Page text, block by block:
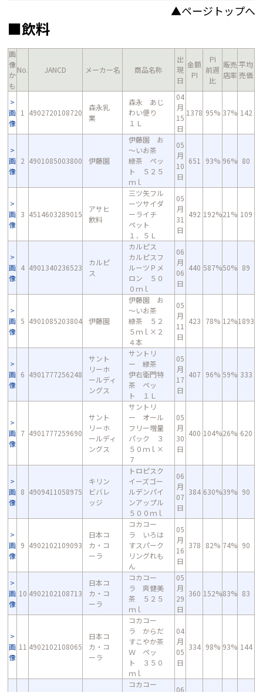
▲ページトップへ
■飲料
画
像
か
も
No. JANCD メーカー名 商品名称
出
現
日
金額
PI
PI
前週
比
販売
店率
平均
売価
画
像
1 4902720108720
森永乳
業
森永 あじ
わい便り
１Ｌ
04
月
15
日
1378 95% 37% 142
画
像
2 4901085003800 伊藤園
伊藤園 お
～いお茶
緑茶 ペッ
ト ５２５
ｍｌ
05
月
10
日
651 93% 96% 80
画
像
3 4514603289015
アサヒ
飲料
三ツ矢フル
ーツサイダ
ーライチ
ペット
１．５Ｌ
05
月
31
日
492 192%21% 109
画
像
4 4901340236523
カルピ
ス
カルピス
カルピスフ
ルーツＰメ
ロン ５０
０ｍｌ
06
月
06
日
440 587%50% 89
画
像
5 4901085203804 伊藤園
伊藤園 お
～いお茶
緑茶 ５２
５ｍｌ×２
４本
05
月
11
日
423 78% 12%1893
画
像
6 4901777256248
サント
リーホ
ールディ
ングス
サントリ
ー 緑茶
伊右衛門特
茶 ペッ
ト １Ｌ
05
月
17
日
407 96% 59% 333
画
像
7 4901777259690
サント
リーホ
ールディ
ングス
サントリ
ー オール
フリー増量
パック ３
５０ｍｌ×
７
05
月
30
日
400 104%26% 620
画
像
8 4909411058975
キリン
ビバレ
ッジ
トロピスク
イーズゴー
ルデンパイ
ンアップル
５００ｍｌ
06
月
07
日
384 630%39% 90
画
像
9 4902102109093
日本コ
カ・コ
ーラ
コカコー
ラ いろは
すスパーク
リングれも
ん
05
月
16
日
378 82% 74% 90
画
像
10 4902102108713
日本コ
カ・コ
ーラ
コカコー
ラ 爽健美
茶 ５２５
ｍｌ
05
月
29
日
360 152%83% 83
画
像
11 4902102108065
日本コ
カ・コ
ーラ
コカコー
ラ からだ
すこやか茶
Ｗ ペッ
ト ３５０
ｍｌ
04
月
05
日
334 98% 93% 144
コカコー
06